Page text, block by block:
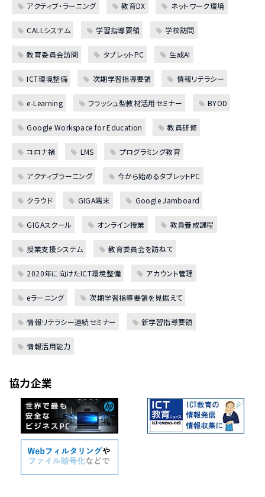
アクティブ・ラーニング 教育DX ネットワーク環境
CALLシステム 学習指導要領 学校訪問
教育委員会訪問 タブレットPC 生成AI
ICT環境整備 次期学習指導要領 情報リテラシー
e-Learning フラッシュ型教材活用セミナー BYOD
Google Workspace for Education 教員研修
コロナ禍 LMS プログラミング教育
アクティブラーニング 今から始めるタブレットPC
クラウド GIGA端末 Google Jamboard
GIGAスクール オンライン授業 教員養成課程
授業支援システム 教育委員会を訪ねて
2020年に向けたICT環境整備 アカウント管理
eラーニング 次期学習指導要領を見据えて
情報リテラシー連続セミナー 新学習指導要領
情報活用能力
協力企業